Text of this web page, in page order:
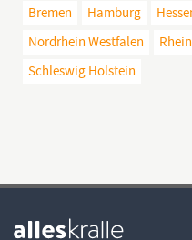
Bremen
Hamburg
Nordrhein Westfalen
Schleswig Holstein